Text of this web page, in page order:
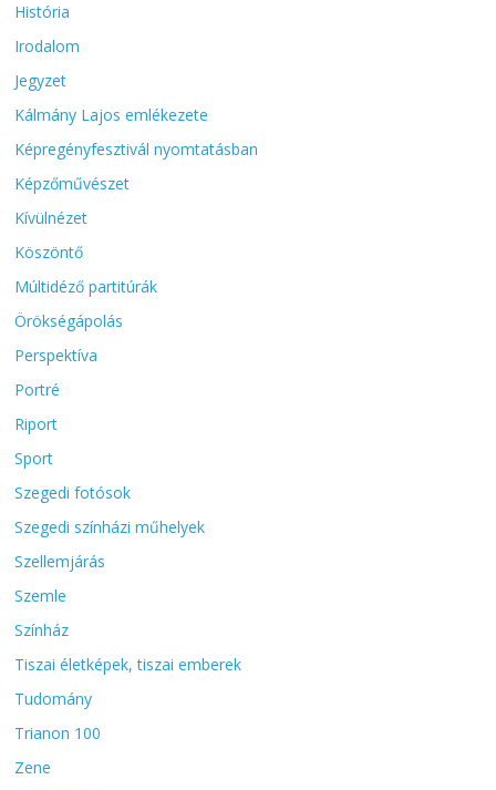
História
Irodalom
Jegyzet
Kálmány Lajos emlékezete
Képregényfesztivál nyomtatásban
Képzőművészet
Kívülnézet
Köszöntő
Múltidéző partitúrák
Örökségápolás
Perspektíva
Portré
Riport
Sport
Szegedi fotósok
Szegedi színházi műhelyek
Szellemjárás
Szemle
Színház
Tiszai életképek, tiszai emberek
Tudomány
Trianon 100
Zene